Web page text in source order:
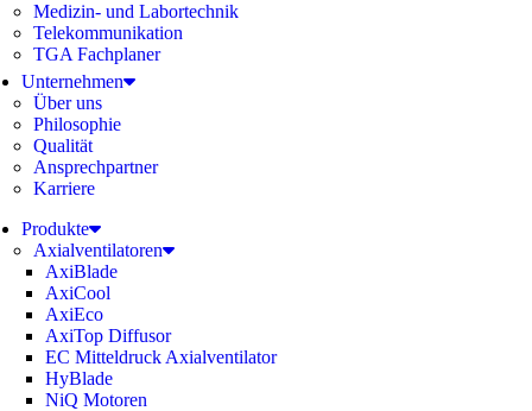
Medizin- und Labortechnik
Telekommunikation
TGA Fachplaner
Unternehmen
Über uns
Philosophie
Qualität
Ansprechpartner
Karriere
Produkte
Axialventilatoren
AxiBlade
AxiCool
AxiEco
AxiTop Diffusor
EC Mitteldruck Axialventilator
HyBlade
NiQ Motoren